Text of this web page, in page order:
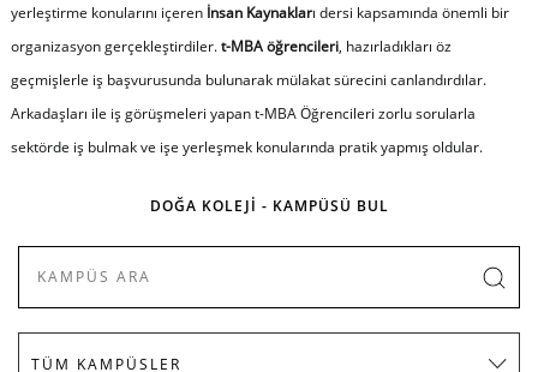
yerleştirme konularını içeren İnsan Kaynakları dersi kapsamında önemli bir
organizasyon gerçekleştirdiler.t-MBA öğrencileri, hazırladıkları öz
geçmişlerle iş başvurusunda bulunarak mülakat sürecini canlandırdılar.
Arkadaşları ile iş görüşmeleri yapan t-MBA Öğrencileri zorlu sorularla
sektörde iş bulmak ve işe yerleşmek konularında pratik yapmış oldular.
DOĞA KOLEJİ - KAMPÜSÜ BUL